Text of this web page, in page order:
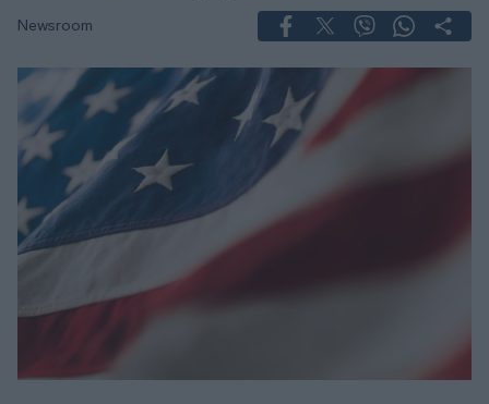
Newsroom